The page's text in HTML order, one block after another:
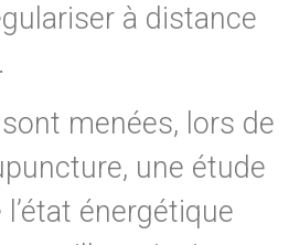
à distance
menées, lors de
une étude
énergétique